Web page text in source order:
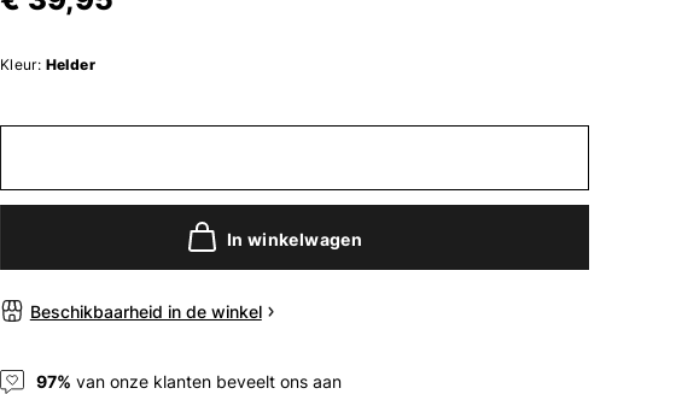
Kleur: Helder
In winkelwagen
Beschikbaarheid in de winkel
97% van onze klanten beveelt ons aan